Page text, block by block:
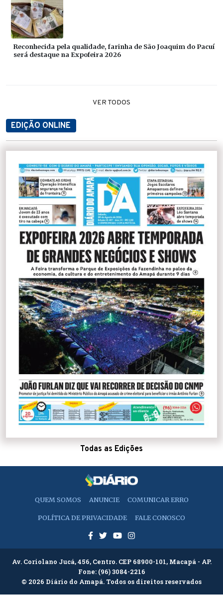
Reconhecida pela qualidade, farinha de São Joaquim do Pacuí
será destaque na Expofeira 2026
VER TODOS
EDIÇÃO ONLINE
Todas as Edições
QUEM SOMOS ANUNCIE COMUNICAR ERRO
POLÍTICA DE PRIVACIDADE FALE CONOSCO
Av. Coriolano Jucá, 456, Centro. CEP 68900-101, Macapá - AP.
Fone: (96) 3084-2216
© 2026 Diário do Amapá. Todos os direitos reservados